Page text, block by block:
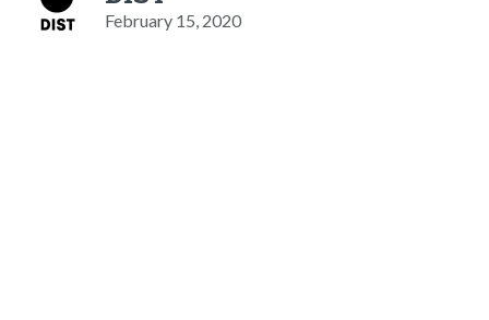
February 15, 2020